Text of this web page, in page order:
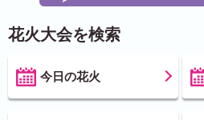
花火大会を検索
今日の花火